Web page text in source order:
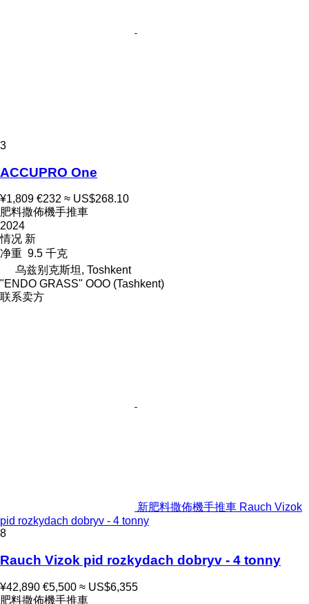
3
ACCUPRO One
¥1,809 €232 ≈ US$268.10
肥料撒佈機手推車
2024
情况 新
净重 9.5 千克
乌兹别克斯坦, Toshkent
"ENDO GRASS" OOO (Tashkent)
联系卖方
新肥料撒佈機手推車 Rauch Vizok
pid rozkydach dobryv - 4 tonny
8
Rauch Vizok pid rozkydach dobryv - 4 tonny
¥42,890 €5,500 ≈ US$6,355
肥料撒佈機手推車